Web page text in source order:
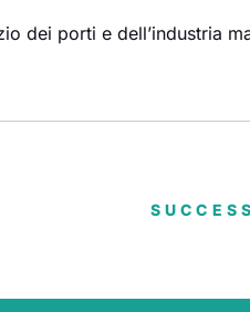
dei porti e dell’industria